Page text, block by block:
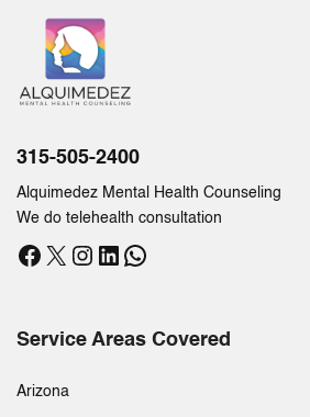
315-505-2400
Alquimedez Mental Health Counseling
We do telehealth consultation
Facebook
X Instagram
LinkedIn
WhatsApp
Service Areas Covered
Arizona